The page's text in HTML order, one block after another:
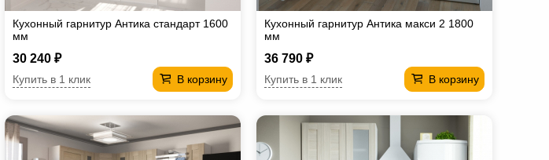
Кухонный гарнитур Антика стандарт 1600
мм
30 240 ₽
В корзину
Купить в 1 клик
Кухонный гарнитур Антика макси 2 1800
мм
36 790 ₽
В корзину
Купить в 1 клик